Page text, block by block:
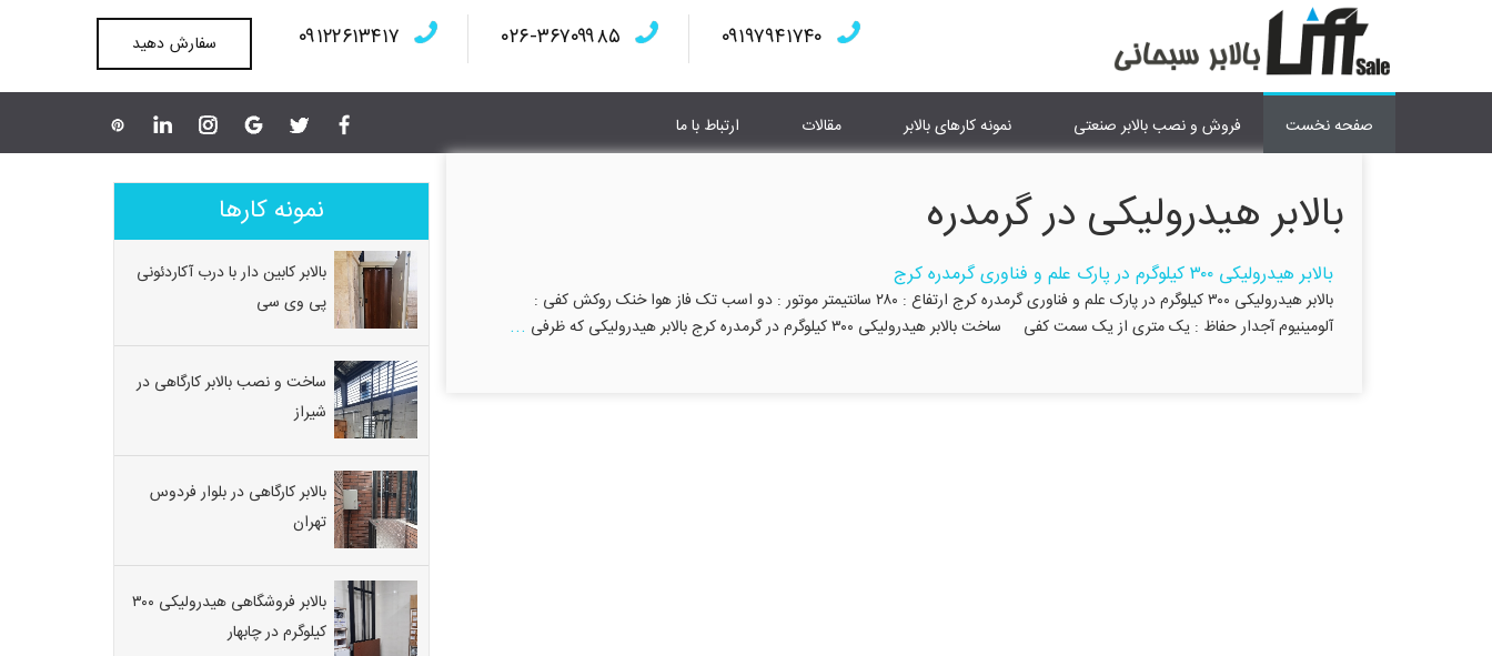
۰۹۱۹۷۹۴۱۷۴۰ ۰۲۶-۳۶۷۰۹۹۸۵ ۰۹۱۲۲۶۱۳۴۱۷ سفارش دهید
صفحه نخست فروش و نصب بالابر صنعتی نمونه کارهای بالابر مقالات ارتباط با ما
بالابر هیدرولیکی در گرمدره
بالابر هیدرولیکی ۳۰۰ کیلوگرم در پارک علم و فناوری گرمدره کرج
بالابر هیدرولیکی ۳۰۰ کیلوگرم در پارک علم و فناوری گرمدره کرج ارتفاع : ۲۸۰ سانتیمتر موتور : دو اسب تک فاز هوا خنک روکش کفی :
آلومینیوم آجدار حفاظ : یک متری از یک سمت کفی ساخت بالابر هیدرولیکی ۳۰۰ کیلوگرم در گرمدره کرج بالابر هیدرولیکی که ظرفی
...
نمونه کارها
بالابر کابین دار با درب آکاردئونی
پی وی سی
ساخت و نصب بالابر کارگاهی در
شیراز
بالابر کارگاهی در بلوار فردوس
تهران
بالابر فروشگاهی هیدرولیکی ۳۰۰
کیلوگرم در چابهار